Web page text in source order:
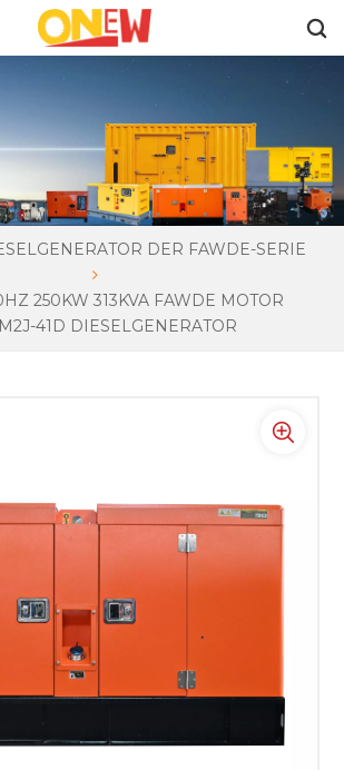
DER FAWDE-SERIE
250KW 313KVA FAWDE MOTOR
41D DIESELGENERATOR